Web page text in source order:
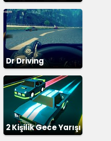
Yarışı
Dr Driving
2 Kişilik Gece Yarışı